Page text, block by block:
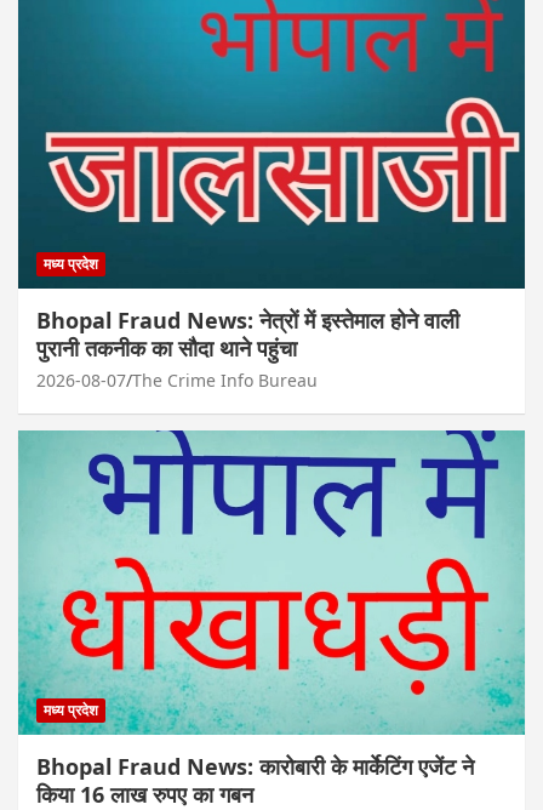
मध्य प्रदेश
Bhopal Fraud News: नेत्रों में इस्तेमाल होने वाली
पुरानी तकनीक का सौदा थाने पहुंचा
2026-08-07 The Crime Info Bureau
मध्य प्रदेश
Bhopal Fraud News: कारोबारी के मार्केटिंग एजेंट ने
किया 16 लाख रुपए का गबन